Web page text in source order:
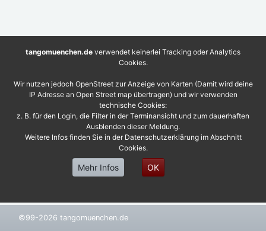
©99-2026 tangomuenchen.de
tangomuenchen.de verwendet keinerlei Tracking oder Analytics
Cookies.
Wir nutzen jedoch OpenStreet zur Anzeige von Karten (Damit wird deine
IP Adresse an Open Street map übertragen) und wir verwenden
technische Cookies:
z. B. für den Login, die Filter in der Terminansicht und zum dauerhaften
Ausblenden dieser Meldung.
Weitere Infos finden Sie in der Datenschutzerklärung im Abschnitt
Cookies.
Mehr Infos OK